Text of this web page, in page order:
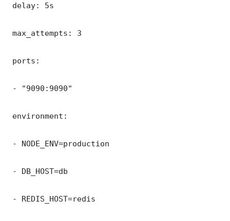
delay: 5s
max_attempts: 3
ports:
- "9090:9090"
environment:
- NODE_ENV=production
- DB_HOST=db
- REDIS_HOST=redis